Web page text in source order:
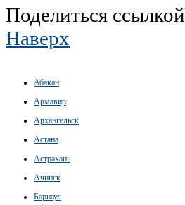
Поделиться ссылкой
Наверх
Абакан
Армавир
Архангельск
Астана
Астрахань
Ачинск
Барнаул